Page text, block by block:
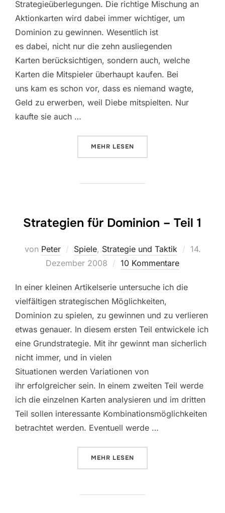
Strategieüberlegungen. Die richtige Mischung an
Aktionkarten wird dabei immer wichtiger, um
Dominion zu gewinnen. Wesentlich ist
es dabei, nicht nur die zehn ausliegenden
Karten berücksichtigen, sondern auch, welche
Karten die Mitspieler überhaupt kaufen. Bei
uns kam es schon vor, dass es niemand wagte,
Geld zu erwerben, weil Diebe mitspielten. Nur
kaufte sie auch …
MEHR ÜBER „STRATEGIEN FÜR
LESEN
Strategien für Dominion – Teil 1
von Peter Spiele, Strategie und Taktik
14.
Dezember 2008
10 Kommentare
In einer kleinen Artikelserie untersuche ich die
vielfältigen strategischen Möglichkeiten,
Dominion zu spielen, zu gewinnen und zu verlieren
etwas genauer. In diesem ersten Teil entwickele ich
eine Grundstrategie. Mit ihr gewinnt man sicherlich
nicht immer, und in vielen
Situationen werden Variationen von
ihr erfolgreicher sein. In einem zweiten Teil werde
ich die einzelnen Karten analysieren und im dritten
Teil sollen interessante Kombinationsmöglichkeiten
betrachtet werden. Eventuell werde …
MEHR ÜBER „STRATEGIEN FÜR
LESEN